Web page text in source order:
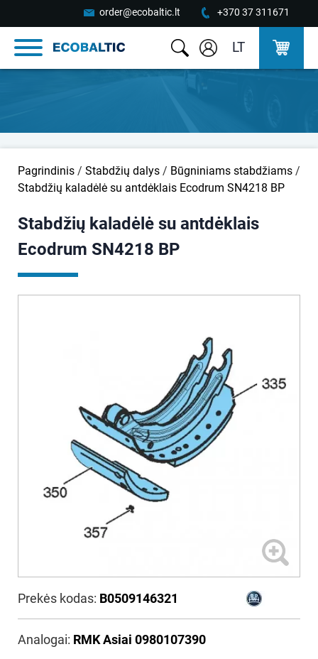
order@ecobaltic.lt +370 37 311671
LT
Pagrindinis / Stabdžių dalys / Būgniniams stabdžiams /
Stabdžių kaladėlė su antdėklais Ecodrum SN4218 BP
Stabdžių kaladėlė su antdėklais
Ecodrum SN4218 BP
Prekės kodas: B0509146321
Analogai: RMK Asiai 0980107390